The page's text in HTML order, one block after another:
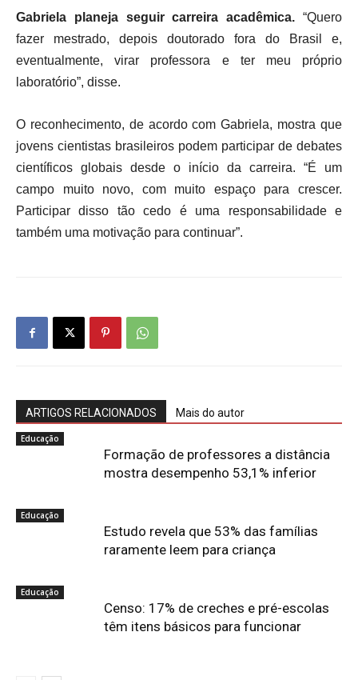
Gabriela planeja seguir carreira acadêmica. “Quero
fazer mestrado, depois doutorado fora do Brasil e,
eventualmente, virar professora e ter meu próprio
laboratório”, disse.
O reconhecimento, de acordo com Gabriela, mostra que
jovens cientistas brasileiros podem participar de debates
científicos globais desde o início da carreira. “É um
campo muito novo, com muito espaço para crescer.
Participar disso tão cedo é uma responsabilidade e
também uma motivação para continuar”.
ARTIGOS RELACIONADOS Mais do autor
Educação
Formação de professores a distância
mostra desempenho 53,1% inferior
Educação
Estudo revela que 53% das famílias
raramente leem para criança
Educação
Censo: 17% de creches e pré-escolas
têm itens básicos para funcionar